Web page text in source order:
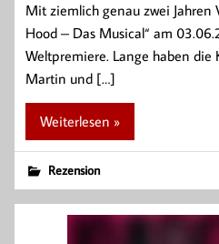
Mit ziemlich genau zwei Jahren
Hood – Das Musical“ am
Weltpremiere. Lange haben
Martin und […]
Weiterlesen »
Rezension